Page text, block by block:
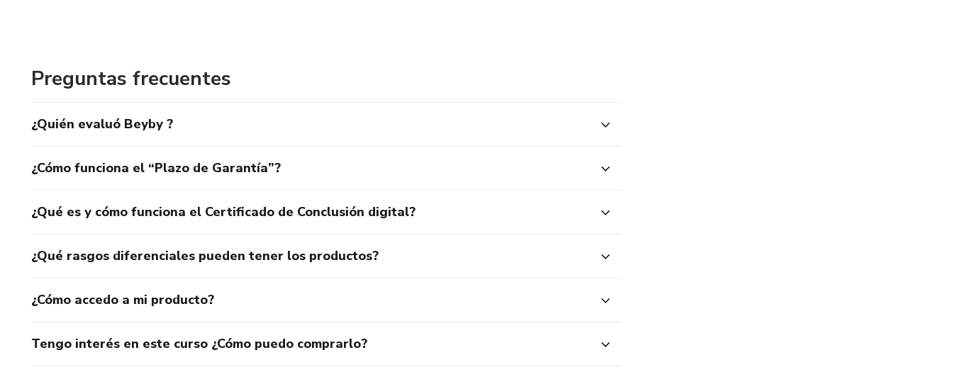
Preguntas frecuentes
¿Quién evaluó Beyby ?
¿Cómo funciona el “Plazo de Garantía”?
¿Qué es y cómo funciona el Certificado de Conclusión digital?
¿Qué rasgos diferenciales pueden tener los productos?
¿Cómo accedo a mi producto?
Tengo interés en este curso ¿Cómo puedo comprarlo?